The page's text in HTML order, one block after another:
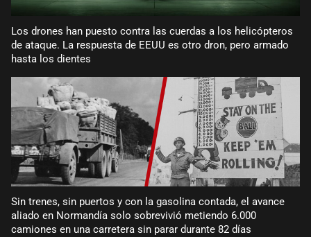
Los drones han puesto contra las cuerdas a los helicópteros
de ataque. La respuesta de EEUU es otro dron, pero armado
hasta los dientes
Sin trenes, sin puertos y con la gasolina contada, el avance
aliado en Normandía solo sobrevivió metiendo 6.000
camiones en una carretera sin parar durante 82 días